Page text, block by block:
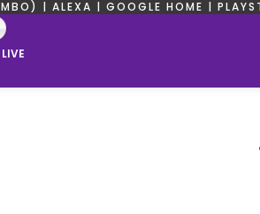
| ALEXA | GOOGLE HOME |